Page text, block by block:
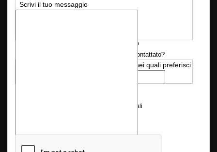
Scrivi il tuo messaggio
Disponi già delle autorizzazioni necessarie?
Quando desideri essere ricontattato?
Indica i giorni e l'orario nei quali preferisci
Consenso al trattamento dei dati personali